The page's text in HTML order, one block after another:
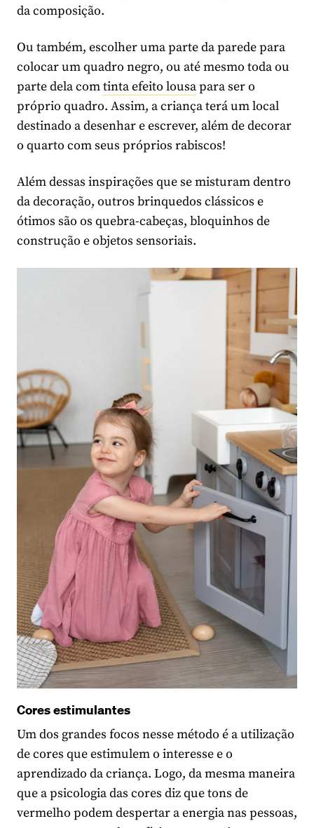
da composição.
Ou também, escolher uma parte da parede para
colocar um quadro negro, ou até mesmo toda ou
parte dela comtinta efeito lousapara ser o
próprio quadro. Assim, a criança terá um local
destinado a desenhar e escrever, além de decorar
o quarto com seus próprios rabiscos!
Além dessas inspirações que se misturam dentro
da decoração, outros brinquedos clássicos e
ótimos são os quebra-cabeças, bloquinhos de
construção e objetos sensoriais.
Cores estimulantes
Um dos grandes focos nesse método é a utilização
de cores que estimulem o interesse e o
aprendizado da criança. Logo, da mesma maneira
que a psicologia das cores diz que tons de
vermelho podem despertar a energia nas pessoas,